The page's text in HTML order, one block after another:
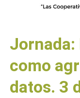
Jornada:
como
datos. 3